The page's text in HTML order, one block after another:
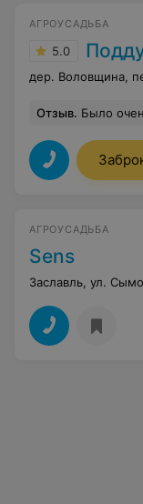
АГРОУСАДЬБА
5.0
дер. Воловщина,
Отзыв. Было
АГРОУСАДЬБА
Sens
Заславль, ул.